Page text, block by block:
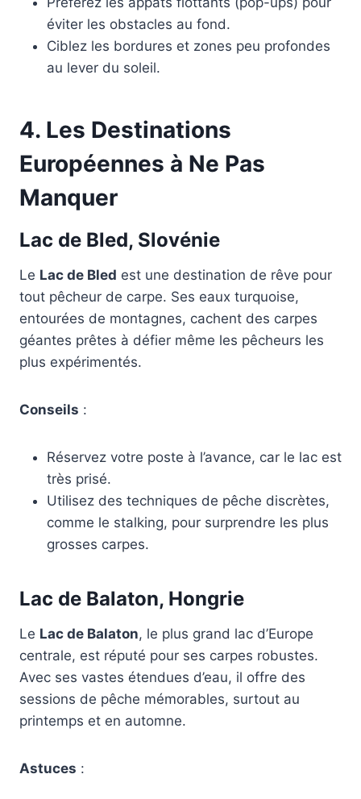
éviter les obstacles au fond.
Ciblez les bordures et zones peu profondes
au lever du soleil.
4. Les Destinations
Européennes à Ne Pas
Manquer
Lac de Bled, Slovénie
Le Lac de Bled est une destination de rêve pour
tout pêcheur de carpe. Ses eaux turquoise,
entourées de montagnes, cachent des carpes
géantes prêtes à défier même les pêcheurs les
plus expérimentés.
Conseils :
Réservez votre poste à l’avance, car le lac est
très prisé.
Utilisez des techniques de pêche discrètes,
comme le stalking, pour surprendre les plus
grosses carpes.
Lac de Balaton, Hongrie
Le Lac de Balaton, le plus grand lac d’Europe
centrale, est réputé pour ses carpes robustes.
Avec ses vastes étendues d’eau, il offre des
sessions de pêche mémorables, surtout au
printemps et en automne.
Astuces :